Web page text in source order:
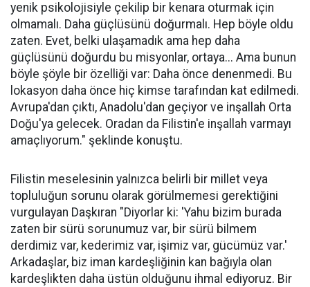
yenik psikolojisiyle çekilip bir kenara oturmak için
olmamalı. Daha güçlüsünü doğurmalı. Hep böyle oldu
zaten. Evet, belki ulaşamadık ama hep daha
güçlüsünü doğurdu bu misyonlar, ortaya... Ama bunun
böyle şöyle bir özelliği var: Daha önce denenmedi. Bu
lokasyon daha önce hiç kimse tarafından kat edilmedi.
Avrupa'dan çıktı, Anadolu'dan geçiyor ve inşallah Orta
Doğu'ya gelecek. Oradan da Filistin'e inşallah varmayı
amaçlıyorum." şeklinde konuştu.
Filistin meselesinin yalnızca belirli bir millet veya
topluluğun sorunu olarak görülmemesi gerektiğini
vurgulayan Daşkıran "Diyorlar ki: 'Yahu bizim burada
zaten bir sürü sorunumuz var, bir sürü bilmem
derdimiz var, kederimiz var, işimiz var, gücümüz var.'
Arkadaşlar, biz iman kardeşliğinin kan bağıyla olan
kardeşlikten daha üstün olduğunu ihmal ediyoruz. Bir